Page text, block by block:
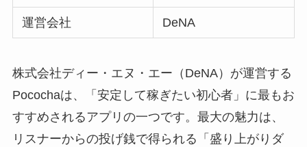
運営会社 DeNA
株式会社ディー・エヌ・エー（DeNA）が運営する
Pocochaは、「安定して稼ぎたい初心者」に最もお
すすめされるアプリの一つです。最大の魅力は、
リスナーからの投げ銭で得られる「盛り上がりダ